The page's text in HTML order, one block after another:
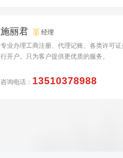
施丽君
经理
专业办理工商注册、代理记账、各类许可
行开户。只为客户提供更优质的服务。
咨询电话： 13510378988